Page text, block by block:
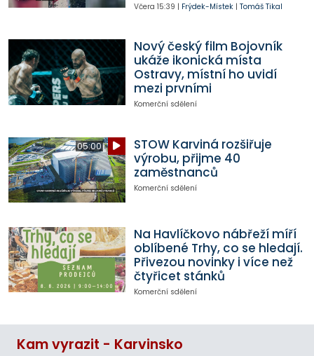
Včera 15:39 | Frýdek-Místek| Tomáš Tikal
Nový český film Bojovník
ukáže ikonická místa
Ostravy, místní ho uvidí
mezi prvními
Komerční sdělení
05:00
STOW Karviná rozšiřuje
výrobu, přijme 40
zaměstnanců
Komerční sdělení
Na Havlíčkovo nábřeží míří
oblíbené Trhy, co se hledají.
Přivezou novinky i více než
čtyřicet stánků
Komerční sdělení
Kam vyrazit - Karvinsko